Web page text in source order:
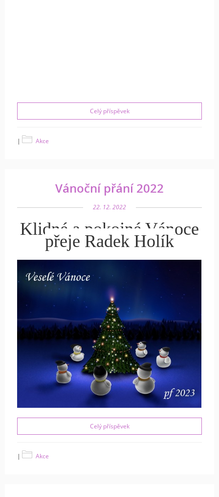
Celý příspěvek
| Akce
Vánoční přání 2022
22. 12. 2022
Klidné a pokojné Vánoce
přeje Radek Holík
Celý příspěvek
| Akce